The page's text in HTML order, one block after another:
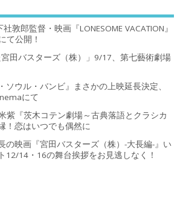
敦郎監督・映画『LONESOME VACATION』
て公開！
田バスターズ（株）」9/17、第七藝術劇場
ソウル・バンビ』まさかの上映延長決定、
にて
紫『茨木コテン劇場～古典落語とクラシカ
！恋はいつでも偶然に
の映画『宮田バスターズ（株）-大長編-』い
12/14・16の舞台挨拶をお見逃しなく！